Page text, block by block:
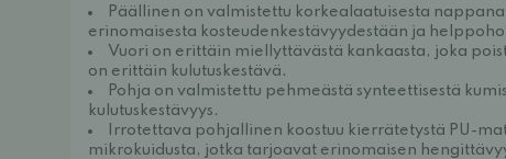
Päällinen on valmistettu korkealaatuisesta
erinomaisesta kosteudenkestävyydestään ja
Vuori on erittäin miellyttävästä kankaasta, joka
on erittäin kulutuskestävä.
Pohja on valmistettu pehmeästä synteettisestä
kulutuskestävyys.
Irrotettava pohjallinen koostuu kierrätetystä PU-
mikrokuidusta, jotka tarjoavat erinomaisen